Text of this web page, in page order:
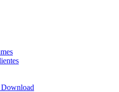
Download